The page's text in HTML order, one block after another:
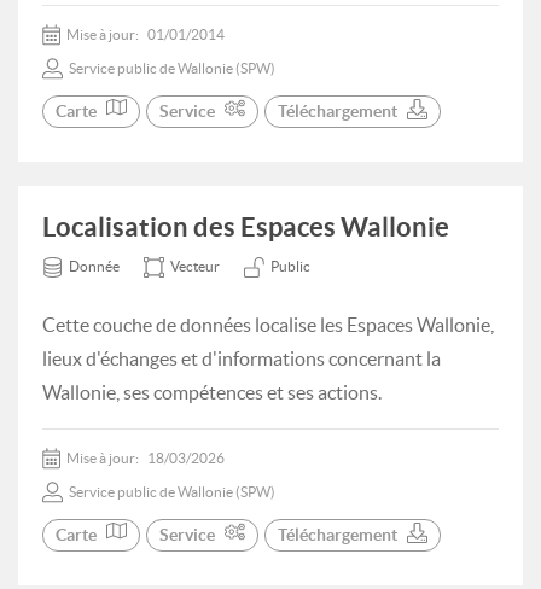
Mise à jour: 01/01/2014
Service public de Wallonie (SPW)
Carte Service Téléchargement
Localisation des Espaces Wallonie
Donnée Vecteur Public
Cette couche de données localise les Espaces Wallonie,
lieux d'échanges et d'informations concernant la
Wallonie, ses compétences et ses actions.
Mise à jour: 18/03/2026
Service public de Wallonie (SPW)
Carte Service Téléchargement